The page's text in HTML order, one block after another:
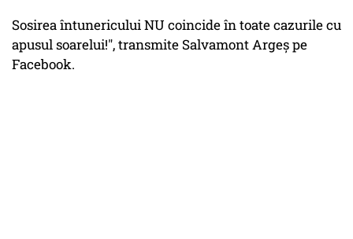
Sosirea întunericului NU coincide în toate cazurile cu
apusul soarelui!", transmite Salvamont Argeş pe
Facebook.